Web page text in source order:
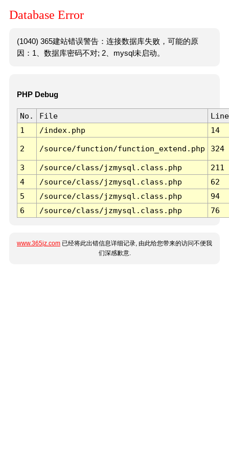
Database Error
(1040) 365建站错误警告：连接数据库失败，可能的原
因：1、数据库密码不对; 2、mysql未启动。
PHP Debug
No. File
Line
1
/index.php 14
2 /source/function/function_extend.php 324
3 /source/class/jzmysql.class.php
211
4
/source/class/jzmysql.class.php
62
5
/source/class/jzmysql.class.php
94
6
/source/class/jzmysql.class.php 76
www.365jz.com 已经将此出错信息详细记录, 由此给您带来的访问不便我
们深感歉意.